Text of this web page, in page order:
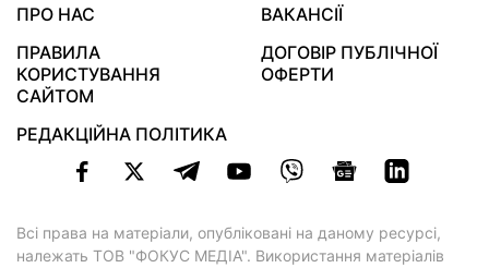
ПРО НАС
ВАКАНСІЇ
ПРАВИЛА
КОРИСТУВАННЯ
САЙТОМ
ДОГОВІР ПУБЛІЧНОЇ
ОФЕРТИ
РЕДАКЦІЙНА ПОЛІТИКА
Всі права на матеріали, опубліковані на даному ресурсі,
належать ТОВ "ФОКУС МЕДІА". Використання матеріалів